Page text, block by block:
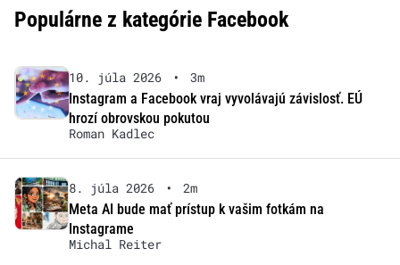
Populárne z kategórie Facebook
10. júla 2026 •
3m
Instagram a Facebook vraj vyvolávajú závislosť. EÚ
hrozí obrovskou pokutou
Roman Kadlec
8. júla 2026 •
2m
Meta AI bude mať prístup k vašim fotkám na
Instagrame
Michal Reiter